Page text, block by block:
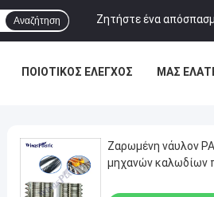
Ζητήστε ένα
Αναζήτηση
ΠΟΙΟΤΙΚΌΣ ΈΛΕΓΧΟΣ ΜΑΣ
Ζαρωμένη νάυλον
μηχανών καλωδίων